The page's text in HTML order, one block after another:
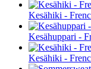
Kesähiki -
Kesähuppari -
Kesähiki -